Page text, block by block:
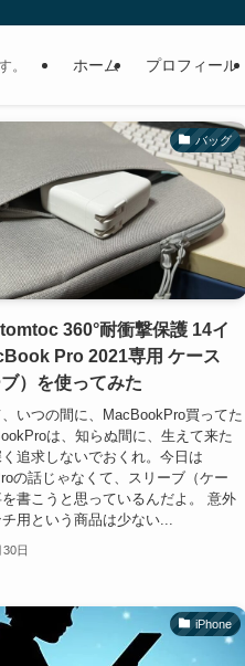
。 ホーム プロフィール
バッグ
tomtoc 360°耐衝撃保護 14イ
Pro 2021専用 ケース
ブ）を使ってみた
いつの間に、MacBookPro買ってた
は、知らぬ間に、生えて来た
追求しないでおくれ。今日は
の話じゃなくて、スリーブ（ケー
を書こうと思っているんだよ。 意外
用という商品は少ない...
日
iPhone